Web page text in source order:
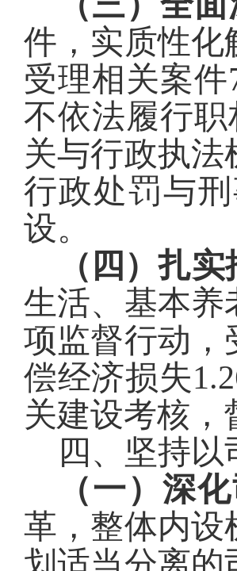
件，实质性化
受理相关案件
不依法履行
关与行政执
行政处罚与
设。
（四）扎
生活、 基本养
项监督行动
偿经济损失1.2
关建设考核
四、坚持
（一）深
革，整体内设